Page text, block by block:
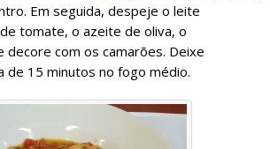
Em seguida, despeje o leite
tomate, o azeite de oliva, o
decore com os camarões. Deixe
de 15 minutos no fogo médio.